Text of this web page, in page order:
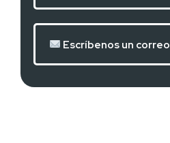
Escríbenos un correo